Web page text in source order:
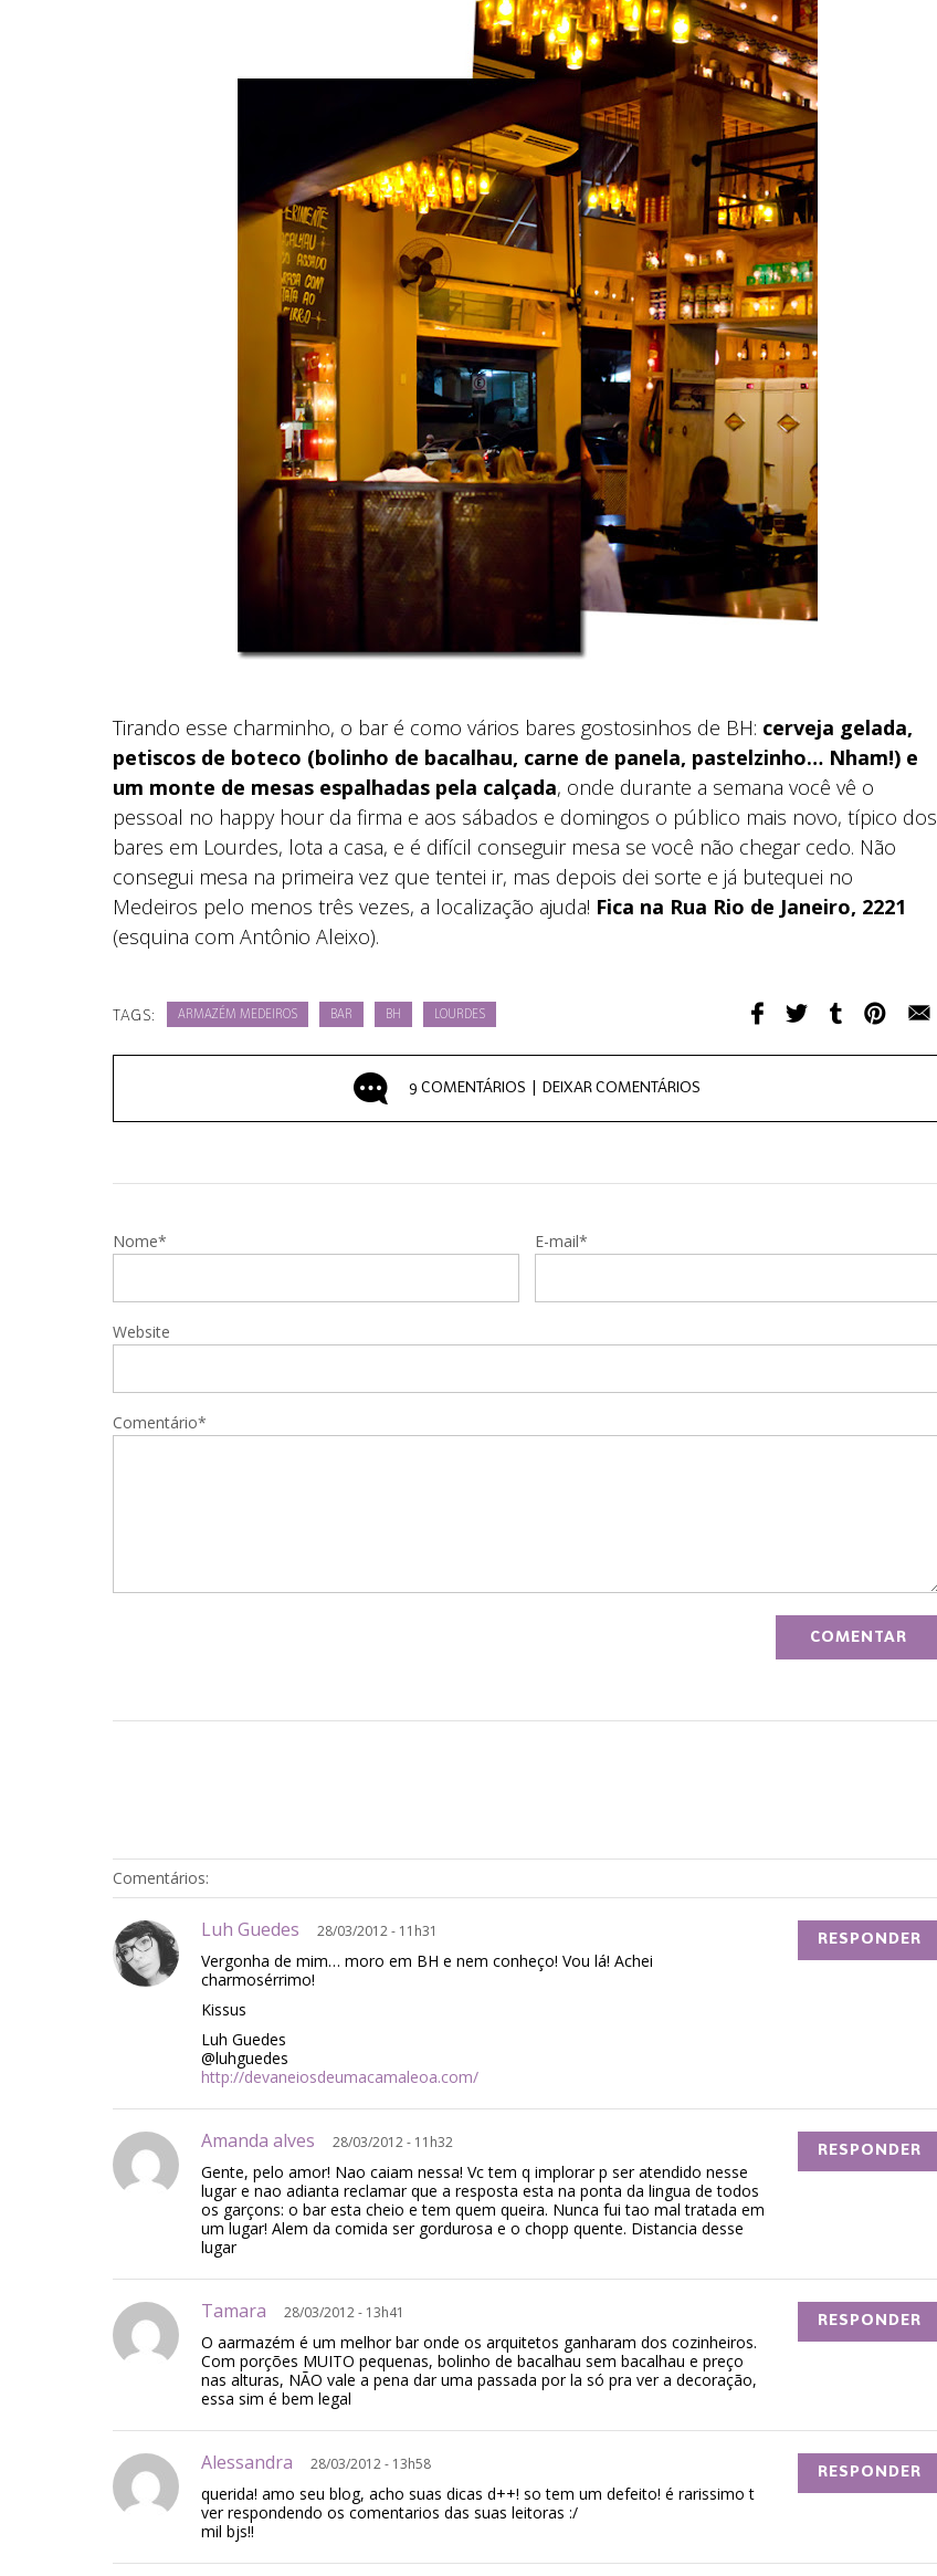
Tirando esse charminho, o bar é como vários bares gostosinhos de BH: cerveja gelada,
petiscos de boteco (bolinho de bacalhau, carne de panela, pastelzinho… Nham!) e
um monte de mesas espalhadas pela calçada, onde durante a semana você vê o
pessoal no happy hour da firma e aos sábados e domingos o público mais novo, típico dos
bares em Lourdes, lota a casa, e é difícil conseguir mesa se você não chegar cedo. Não
consegui mesa na primeira vez que tentei ir, mas depois dei sorte e já butequei no
Medeiros pelo menos três vezes, a localização ajuda! Fica na Rua Rio de Janeiro, 2221
(esquina com Antônio Aleixo).
TAGS: ARMAZÉM MEDEIROS BAR BH LOURDES
9 COMENTÁRIOS | DEIXAR COMENTÁRIOS
Nome* E-mail*
Website
Comentário*
Comentários:
Luh Guedes 28/03/2012 - 11h31
Vergonha de mim… moro em BH e nem conheço! Vou lá! Achei
charmosérrimo!
Kissus
Luh Guedes
@luhguedes
http://devaneiosdeumacamaleoa.com/
RESPONDER
Amanda alves 28/03/2012 - 11h32
Gente, pelo amor! Nao caiam nessa! Vc tem q implorar p ser atendido nesse
lugar e nao adianta reclamar que a resposta esta na ponta da lingua de todos
os garçons: o bar esta cheio e tem quem queira. Nunca fui tao mal tratada em
um lugar! Alem da comida ser gordurosa e o chopp quente. Distancia desse
lugar
RESPONDER
Tamara 28/03/2012 - 13h41
O aarmazém é um melhor bar onde os arquitetos ganharam dos cozinheiros.
Com porções MUITO pequenas, bolinho de bacalhau sem bacalhau e preço
nas alturas, NÃO vale a pena dar uma passada por la só pra ver a decoração,
essa sim é bem legal
RESPONDER
Alessandra 28/03/2012 - 13h58
querida! amo seu blog, acho suas dicas d++! so tem um defeito! é rarissimo t
ver respondendo os comentarios das suas leitoras :/
mil bjs!!
RESPONDER